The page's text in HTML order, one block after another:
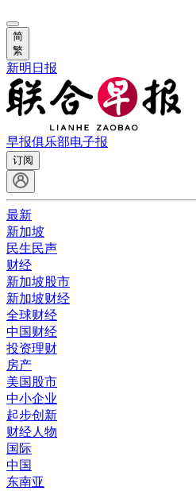
简
繁
新明日报
早报俱乐部电子报
订阅
最新
新加坡
民生民声
财经
新加坡股市
新加坡财经
全球财经
中国财经
投资理财
房产
美国股市
中小企业
起步创新
财经人物
国际
中国
东南亚